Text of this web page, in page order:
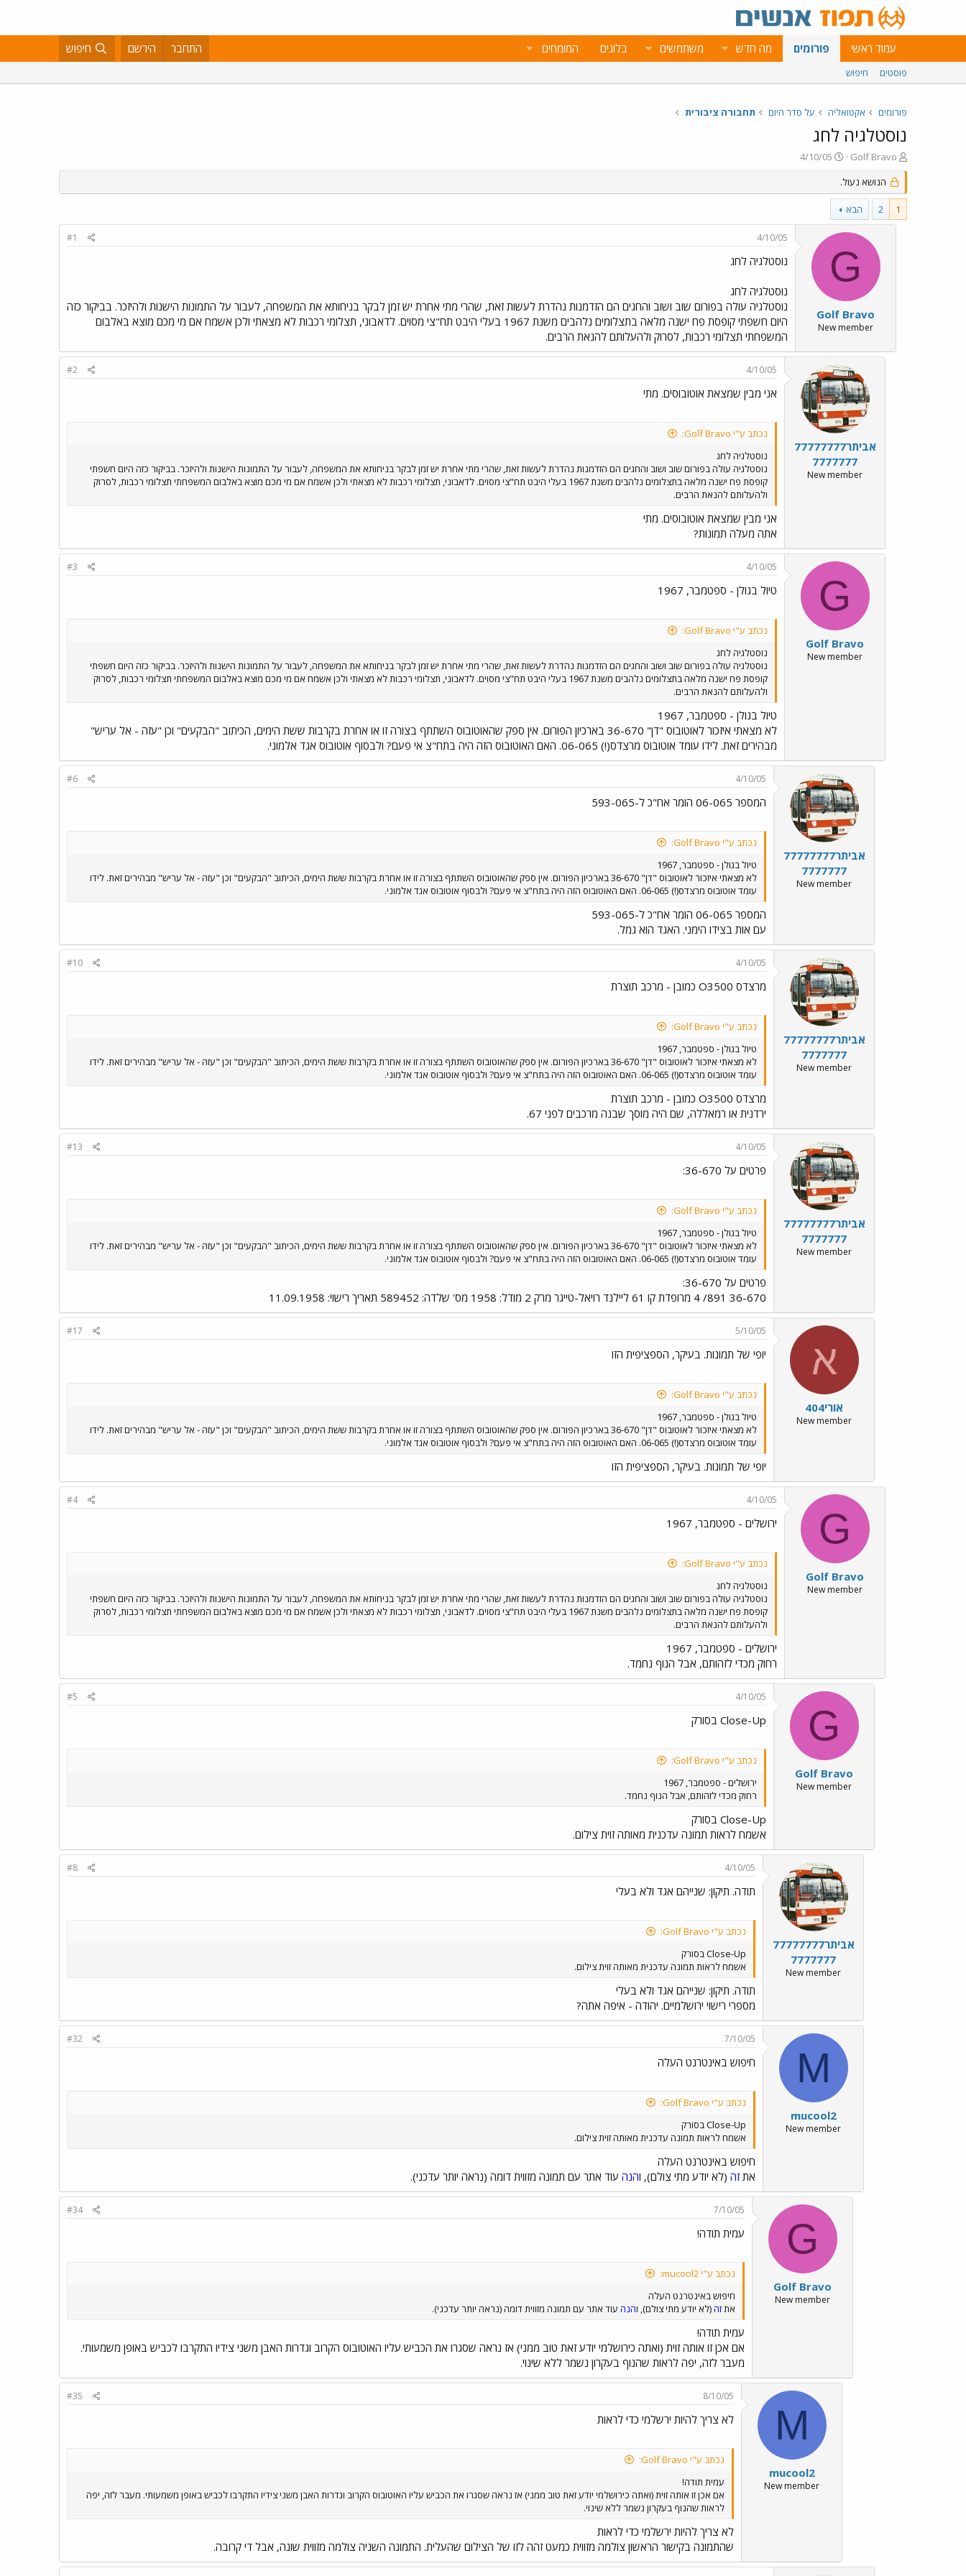
עמוד ראשי פורומים מה חדש משתמשים בלוגים המומחים התחבר הירשם חיפוש
פוסטים חיפוש
פורומים אקטואליה על סדר היום תחבורה ציבורית
נוסטלגיה לחג
פ
ו
ת
ח
ה
נ
Golf Bravo
פ
ו
ס
ב
ת
ר
י
4/10/05
הנושא נעול.
1
2 הבא
G
Golf Bravo
New member
4/10/05
#1
נוסטלגיה לחג
נוסטלגיה לחג
נוסטלגיה עולה בפורום שוב ושוב והחגים הם הזדמנות נהדרת לעשות זאת, שהרי מתי אחרת יש זמן לבקר בניחותא את המשפחה, לעבור על התמונות הישנות ולהיזכר. בביקור כזה
היום חשפתי קופסת פח ישנה מלאה בתצלומים נלהבים משנת 1967 בעלי היבט תח"צי מסוים. לדאבוני, תצלומי רכבות לא מצאתי ולכן אשמח אם מי מכם מוצא באלבום
המשפחתי תצלומי רכבות, לסרוק ולהעלותם להנאת הרבים.
אביתר77777777
7777777
New member
4/10/05
#2
אני מבין שמצאת אוטובוסים. מתי
נכתב ע"י Golf Bravo:
נוסטלגיה לחג
נוסטלגיה עולה בפורום שוב ושוב והחגים הם הזדמנות נהדרת לעשות זאת, שהרי מתי אחרת יש זמן לבקר בניחותא את המשפחה, לעבור על התמונות הישנות ולהיזכר. בביקור כזה היום חשפתי
קופסת פח ישנה מלאה בתצלומים נלהבים משנת 1967 בעלי היבט תח"צי מסוים. לדאבוני, תצלומי רכבות לא מצאתי ולכן אשמח אם מי מכם מוצא באלבום המשפחתי תצלומי רכבות, לסרוק
ולהעלותם להנאת הרבים.
אני מבין שמצאת אוטובוסים. מתי
אתה מעלה תמונות?
G
Golf Bravo
New member
4/10/05
#3
טיול בגולן - ספטמבר, 1967
נכתב ע"י Golf Bravo:
נוסטלגיה לחג
נוסטלגיה עולה בפורום שוב ושוב והחגים הם הזדמנות נהדרת לעשות זאת, שהרי מתי אחרת יש זמן לבקר בניחותא את המשפחה, לעבור על התמונות הישנות ולהיזכר. בביקור כזה היום חשפתי
קופסת פח ישנה מלאה בתצלומים נלהבים משנת 1967 בעלי היבט תח"צי מסוים. לדאבוני, תצלומי רכבות לא מצאתי ולכן אשמח אם מי מכם מוצא באלבום המשפחתי תצלומי רכבות, לסרוק
ולהעלותם להנאת הרבים.
טיול בגולן - ספטמבר, 1967
לא מצאתי איזכור לאוטובוס "דן" 36-670 בארכיון הפורום. אין ספק שהאוטובוס השתתף בצורה זו או אחרת בקרבות ששת הימים, הכיתוב "הבֹקעים" וכן "עזה - אל עריש"
מבהירים זאת. לידו עומד אוטובוס מרצדס(!) 06-065. האם האוטובוס הזה היה בתח"צ אי פעם? ולבסוף אוטובוס אגד אלמוני.
אביתר77777777
7777777
New member
4/10/05
#6
המספר 06-065 הומר אח"כ ל-593-065
נכתב ע"י Golf Bravo:
טיול בגולן - ספטמבר, 1967
לא מצאתי איזכור לאוטובוס "דן" 36-670 בארכיון הפורום. אין ספק שהאוטובוס השתתף בצורה זו או אחרת בקרבות ששת הימים, הכיתוב "הבֹקעים" וכן "עזה - אל עריש" מבהירים זאת. לידו
עומד אוטובוס מרצדס(!) 06-065. האם האוטובוס הזה היה בתח"צ אי פעם? ולבסוף אוטובוס אגד אלמוני.
המספר 06-065 הומר אח"כ ל-593-065
עם אות בצידו הימני. האגד הוא גמל.
אביתר77777777
7777777
New member
4/10/05
#10
מרצדס O3500 כמובן - מרכב תוצרת
נכתב ע"י Golf Bravo:
טיול בגולן - ספטמבר, 1967
לא מצאתי איזכור לאוטובוס "דן" 36-670 בארכיון הפורום. אין ספק שהאוטובוס השתתף בצורה זו או אחרת בקרבות ששת הימים, הכיתוב "הבֹקעים" וכן "עזה - אל עריש" מבהירים זאת. לידו
עומד אוטובוס מרצדס(!) 06-065. האם האוטובוס הזה היה בתח"צ אי פעם? ולבסוף אוטובוס אגד אלמוני.
מרצדס O3500 כמובן - מרכב תוצרת
ירדנית או רמאללה, שם היה מוסך שבנה מרכבים לפני 67.
אביתר77777777
7777777
New member
4/10/05
#13
פרטים על 36-670:
נכתב ע"י Golf Bravo:
טיול בגולן - ספטמבר, 1967
לא מצאתי איזכור לאוטובוס "דן" 36-670 בארכיון הפורום. אין ספק שהאוטובוס השתתף בצורה זו או אחרת בקרבות ששת הימים, הכיתוב "הבֹקעים" וכן "עזה - אל עריש" מבהירים זאת. לידו
עומד אוטובוס מרצדס(!) 06-065. האם האוטובוס הזה היה בתח"צ אי פעם? ולבסוף אוטובוס אגד אלמוני.
פרטים על 36-670:
36-670 891/ 4 מרופדת קו 61 ליילנד רויאל-טייגר מרק 2 מודל: 1958 מס' שלדה: 589452 תאריך רישוי: 11.09.1958
א
אורי404
New member
5/10/05
#17
יופי של תמונות. בעיקר, הספציפית הזו
נכתב ע"י Golf Bravo:
טיול בגולן - ספטמבר, 1967
לא מצאתי איזכור לאוטובוס "דן" 36-670 בארכיון הפורום. אין ספק שהאוטובוס השתתף בצורה זו או אחרת בקרבות ששת הימים, הכיתוב "הבֹקעים" וכן "עזה - אל עריש" מבהירים זאת. לידו
עומד אוטובוס מרצדס(!) 06-065. האם האוטובוס הזה היה בתח"צ אי פעם? ולבסוף אוטובוס אגד אלמוני.
יופי של תמונות. בעיקר, הספציפית הזו
G
Golf Bravo
New member
4/10/05
#4
ירושלים - ספטמבר, 1967
נכתב ע"י Golf Bravo:
נוסטלגיה לחג
נוסטלגיה עולה בפורום שוב ושוב והחגים הם הזדמנות נהדרת לעשות זאת, שהרי מתי אחרת יש זמן לבקר בניחותא את המשפחה, לעבור על התמונות הישנות ולהיזכר. בביקור כזה היום חשפתי
קופסת פח ישנה מלאה בתצלומים נלהבים משנת 1967 בעלי היבט תח"צי מסוים. לדאבוני, תצלומי רכבות לא מצאתי ולכן אשמח אם מי מכם מוצא באלבום המשפחתי תצלומי רכבות, לסרוק
ולהעלותם להנאת הרבים.
ירושלים - ספטמבר, 1967
רחוק מכדי לזהותם, אבל הנוף נחמד.
G
Golf Bravo
New member
4/10/05
#5
Close-Up בסורק
נכתב ע"י Golf Bravo:
ירושלים - ספטמבר, 1967
רחוק מכדי לזהותם, אבל הנוף נחמד.
Close-Up בסורק
אשמח לראות תמונה עדכנית מאותה זוית צילום.
אביתר77777777
7777777
New member
4/10/05
#8
תודה. תיקון: שנייהם אגד ולא בעלי
נכתב ע"י Golf Bravo:
Close-Up בסורק
אשמח לראות תמונה עדכנית מאותה זוית צילום.
תודה. תיקון: שנייהם אגד ולא בעלי
מספרי רישוי ירושלמיים. יהודה - איפה אתה?
M
mucool2
New member
7/10/05
#32
חיפוש באינטרנט העלה
נכתב ע"י Golf Bravo:
Close-Up בסורק
אשמח לראות תמונה עדכנית מאותה זוית צילום.
חיפוש באינטרנט העלה
אתזה (לא יודע מתי צולם), והנה עוד אתר עם תמונה מזווית דומה (נראה יותר עדכני).
G
Golf Bravo
New member
7/10/05
#34
עמית תודה!
נכתב ע"י mucool2:
חיפוש באינטרנט העלה
את זה(לא יודע מתי צולם), והנה עוד אתר עם תמונה מזווית דומה (נראה יותר עדכני).
עמית תודה!
אם אכן זו אותה זוית (ואתה כירושלמי יודע זאת טוב ממני) אז נראה שסגרו את הכביש עליו האוטובוס הקרוב וגדרות האבן משני צידיו התקרבו לכביש באופן משמעותי.
מעבר לזה, יפה לראות שהנוף בעקרון נשמר ללא שינוי.
M
mucool2
New member
8/10/05
#35
לא צריך להיות ירשלמי כדי לראות
נכתב ע"י Golf Bravo:
עמית תודה!
אם אכן זו אותה זוית (ואתה כירושלמי יודע זאת טוב ממני) אז נראה שסגרו את הכביש עליו האוטובוס הקרוב וגדרות האבן משני צידיו התקרבו לכביש באופן משמעותי. מעבר לזה, יפה
לראות שהנוף בעקרון נשמר ללא שינוי.
לא צריך להיות ירשלמי כדי לראות
שהתמונה בקישור הראשון צולמה מזווית כמעט זהה לזו של הצילום שהעלית. התמונה השניה צולמה מזווית שונה, אבל די קרובה.